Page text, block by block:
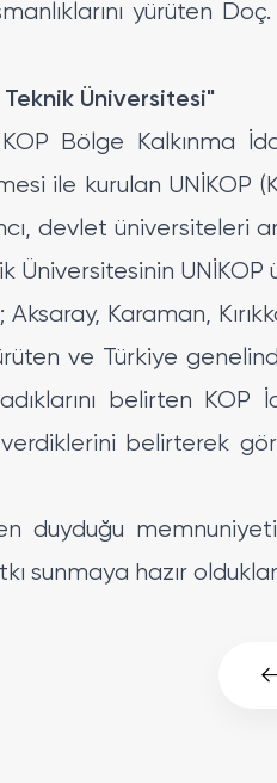
yürüten
Teknik Üniversitesi"
Bölge Kalkınma
ile kurulan UNİKOP
devlet üniversiteleri
Üniversitesinin
Karaman,
ve Türkiye
belirten
belirterek
duyduğu
sunmaya hazır